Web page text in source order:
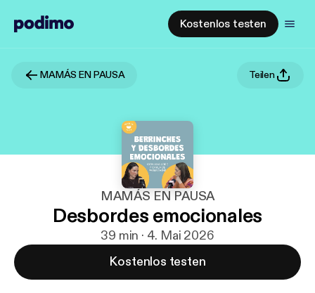
Kostenlos testen
MAMÁS EN PAUSA Teilen
MAMÁS EN PAUSA
Desbordes emocionales
39 min · 4. Mai 2026
Kostenlos testen